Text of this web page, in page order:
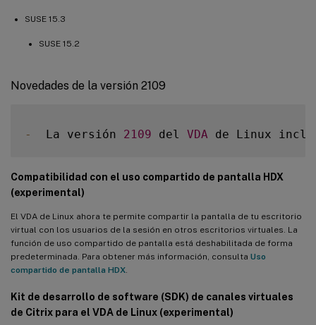
SUSE 15.3
SUSE 15.2
Novedades de la versión 2109
-
  La versión
2109 del VDA de Linux
Compatibilidad con el uso compartido de pantalla HDX
(experimental)
El VDA de Linux ahora te permite compartir la pantalla de tu escritorio
virtual con los usuarios de la sesión en otros escritorios virtuales. La
función de uso compartido de pantalla está deshabilitada de forma
predeterminada. Para obtener más información, consulta Uso
compartido de pantalla HDX
Kit de desarrollo de software (SDK) de canales virtuales
de Citrix para el VDA de Linux (experimental)